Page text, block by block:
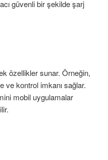
güvenli bir şekilde şarj
özellikler sunar. Örneğin,
ve kontrol imkanı sağlar.
mobil uygulamalar